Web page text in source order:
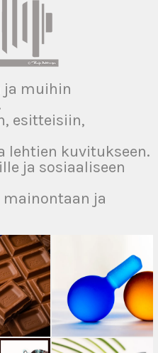
ja muihin
esitteisiin,
lehtien kuvitukseen.
ja sosiaaliseen
mainontaan ja